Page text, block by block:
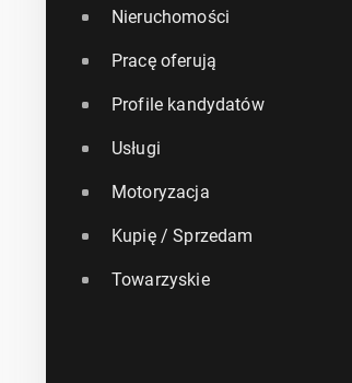
Nieruchomości
Pracę oferują
Profile kandydatów
Usługi
Motoryzacja
Kupię / Sprzedam
Towarzyskie